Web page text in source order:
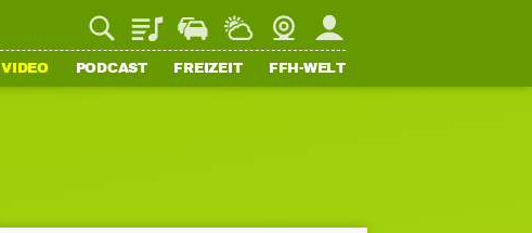
PlaylistStaupilotWetterWebcamMein FFH
VIDEO PODCAST FREIZEIT FFH-WELT